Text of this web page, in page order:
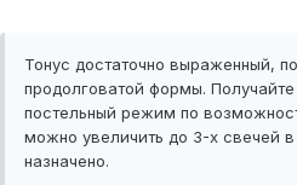
Тонус достаточно выраженный,
продолговатой формы.
постельный режим по
можно увеличить до 3-х свечей
назначено.